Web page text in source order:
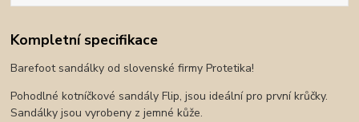
Kompletní specifikace
Barefoot sandálky od slovenské firmy Protetika!
Pohodlné kotníčkové sandály Flip, jsou ideální pro první krůčky.
Sandálky jsou vyrobeny z jemné kůže.